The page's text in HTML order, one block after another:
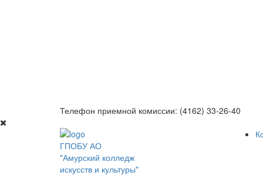
Телефон приемной комиссии: (4162) 33-26-40
ГПОБУ АО
"Амурский колледж
искусств и культуры"